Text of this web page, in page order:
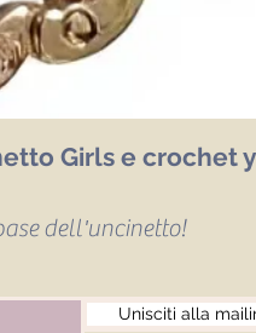
Girls e crochet
dell'uncinetto!
Unisciti alla